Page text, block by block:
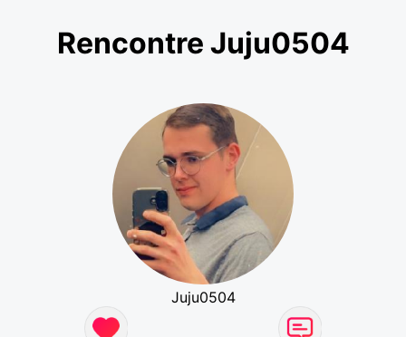
Rencontre Juju0504
Juju0504